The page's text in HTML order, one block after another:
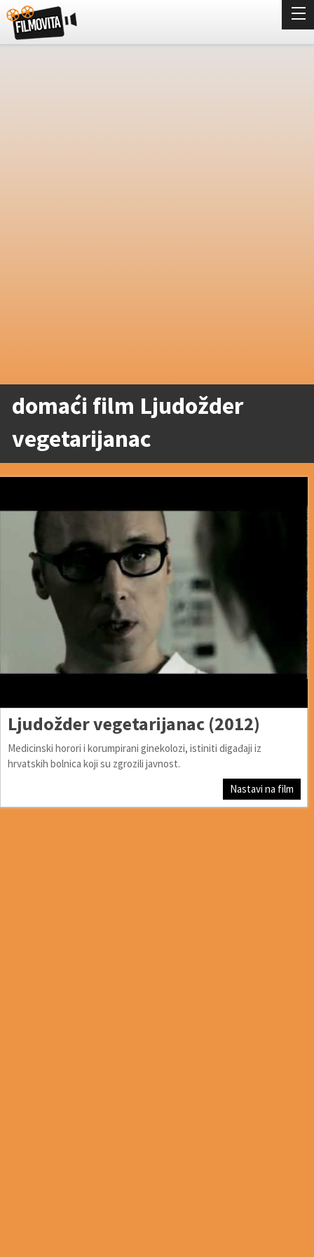
domaći film Ljudožder
vegetarijanac
Ljudožder vegetarijanac (2012)
Medicinski horori i korumpirani ginekolozi, istiniti digađaji iz
hrvatskih bolnica koji su zgrozili javnost.
Nastavi na film